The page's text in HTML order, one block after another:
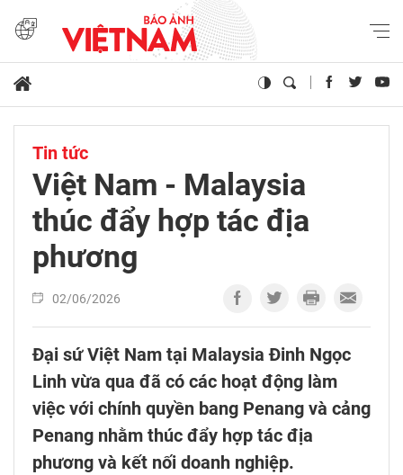
Tin tức
Việt Nam - Malaysia
thúc đẩy hợp tác địa
phương
02/06/2026
Đại sứ Việt Nam tại Malaysia Đinh Ngọc
Linh vừa qua đã có các hoạt động làm
việc với chính quyền bang Penang và cảng
Penang nhằm thúc đẩy hợp tác địa
phương và kết nối doanh nghiệp.